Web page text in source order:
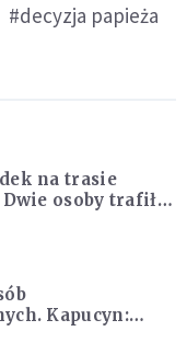
#decyzja papieża
na trasie
osoby trafiły
Kapucyn:
rzadko jest